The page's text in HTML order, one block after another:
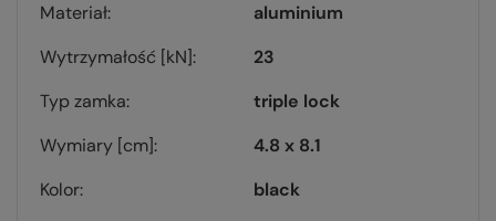
Materiał
aluminium
Wytrzymałość [kN]
23
Typ zamka
triple lock
Wymiary [cm]
4.8 x 8.1
Kolor
black